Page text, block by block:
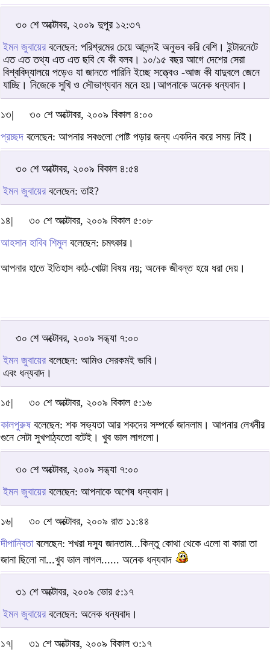
৩০ শে অক্টোবর, ২০০৯ দুপুর ১২:৩৭
ইমন জুবায়ের বলেছেন: পরিশ্রমের চেয়ে আনন্দই অনুভব করি বেশি। ইন্টারনেটে
এত এত তথ্য এত এত ছবি যে কী বলব। ১০/১৫ বছর আগে দেশের সেরা
বিশ্ববিদ্যালয়ে পড়েও যা জানতে পারিনি ইচ্ছে সত্ত্বেও -আজ কী যাদুবলে জেনে
যাচ্ছি। নিজেকে সুখি ও সৌভাগ্যবান মনে হয়।আপনাকে অনেক ধন্যবাদ।
১৩|
৩০ শে অক্টোবর, ২০০৯ বিকাল ৪:০০
প্রচ্ছদ বলেছেন: আপনার সবগুলো পোষ্ট পড়ার জন্য একদিন করে সময় নিই।
৩০ শে অক্টোবর, ২০০৯ বিকাল ৪:৫৪
ইমন জুবায়ের বলেছেন: তাই?
১৪|
৩০ শে অক্টোবর, ২০০৯ বিকাল ৫:০৮
আহসান হাবিব শিমুল বলেছেন: চমৎকার।
আপনার হাতে ইতিহাস কাঠ-খোট্টা বিষয় নয়; অনেক জীবন্ত হয়ে ধরা দেয়।
৩০ শে অক্টোবর, ২০০৯ সন্ধ্যা ৭:০০
ইমন জুবায়ের বলেছেন: আমিও সেরকমই ভাবি।
এবং ধন্যবাদ।
১৫|
৩০ শে অক্টোবর, ২০০৯ বিকাল ৫:১৬
কালপুরুষ বলেছেন: শক সভ্যতা আর শকদের সম্পর্কে জানলাম। আপনার লেখনীর
গুনে সেটা সুখপাঠ্যতো বটেই। খুব ভাল লাগলো।
৩০ শে অক্টোবর, ২০০৯ সন্ধ্যা ৭:০০
ইমন জুবায়ের বলেছেন: আপনাকে অশেষ ধন্যবাদ।
১৬|
৩০ শে অক্টোবর, ২০০৯ রাত ১১:৪৪
দীপান্বিতাবলেছেন: শখরা দস্যু জানতাম...কিন্তু কোথা থেকে এলো বা কারা তা
জানা ছিলো না...খুব ভাল লাগল...... অনেক ধন্যবাদ
৩১ শে অক্টোবর, ২০০৯ ভোর ৫:১৭
ইমন জুবায়ের বলেছেন: অনেক ধন্যবাদ।
১৭|
৩১ শে অক্টোবর, ২০০৯ বিকাল ৩:১৭